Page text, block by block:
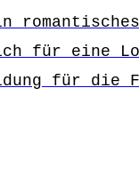
für eine
für die